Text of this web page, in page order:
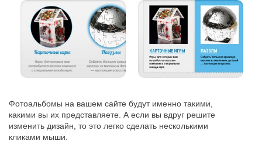
Фотоальбомы на вашем сайте будут именно такими,
какими вы их представляете. А если вы вдруг решите
изменить дизайн, то это легко сделать несколькими
кликами мыши.